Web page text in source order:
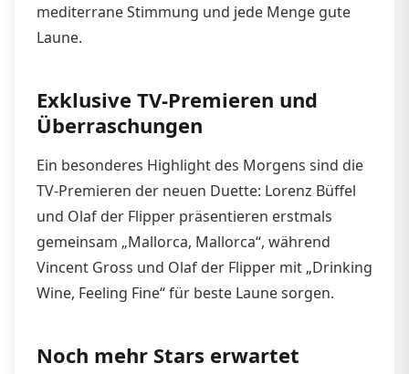
mediterrane Stimmung und jede Menge gute
Laune.
Exklusive TV-Premieren und
Überraschungen
Ein besonderes Highlight des Morgens sind die
TV-Premieren der neuen Duette: Lorenz Büffel
und Olaf der Flipper präsentieren erstmals
gemeinsam „Mallorca, Mallorca“, während
Vincent Gross und Olaf der Flipper mit „Drinking
Wine, Feeling Fine“ für beste Laune sorgen.
Noch mehr Stars erwartet